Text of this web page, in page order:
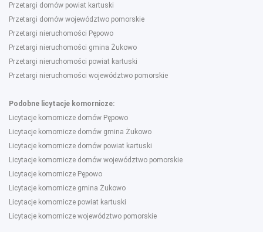
Przetargi domów powiat kartuski
Przetargi domów województwo pomorskie
Przetargi nieruchomości Pępowo
Przetargi nieruchomości gmina Żukowo
Przetargi nieruchomości powiat kartuski
Przetargi nieruchomości województwo pomorskie
Podobne licytacje komornicze:
Licytacje komornicze domów Pępowo
Licytacje komornicze domów gmina Żukowo
Licytacje komornicze domów powiat kartuski
Licytacje komornicze domów województwo pomorskie
Licytacje komornicze Pępowo
Licytacje komornicze gmina Żukowo
Licytacje komornicze powiat kartuski
Licytacje komornicze województwo pomorskie